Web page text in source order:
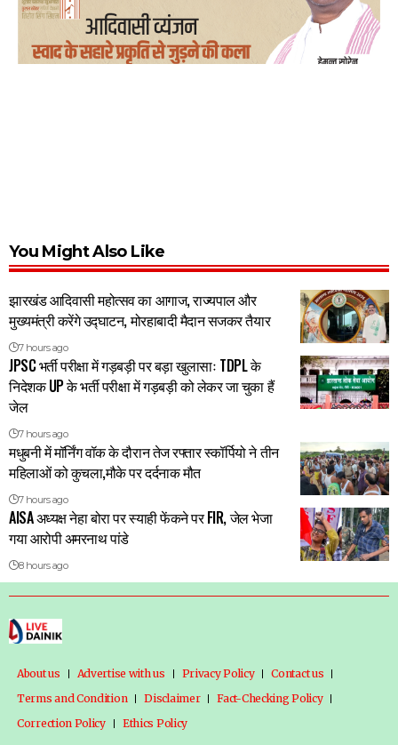
You Might Also Like
झारखंड आदिवासी महोत्सव का आगाज, राज्यपाल और
मुख्यमंत्री करेंगे उद्घाटन, मोरहाबादी मैदान सजकर तैयार
7 hours ago
JPSC भर्ती परीक्षा में गड़बड़ी पर बड़ा खुलासाः TDPL के
निदेशक UP के भर्ती परीक्षा में गड़बड़ी को लेकर जा चुका हैं
जेल
7 hours ago
मधुबनी में मॉर्निंग वॉक के दौरान तेज रफ्तार स्कॉर्पियो ने तीन
महिलाओं को कुचला,मौके पर दर्दनाक मौत
7 hours ago
AISA अध्यक्ष नेहा बोरा पर स्याही फेंकने पर FIR, जेल भेजा
गया आरोपी अमरनाथ पांडे
8 hours ago
About us Advertise with us Privacy Policy
Contact us
Terms and Condition
Disclaimer
Fact-Checking Policy
Correction Policy
Ethics Policy